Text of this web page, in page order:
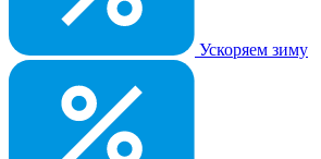
Ускоряем зиму